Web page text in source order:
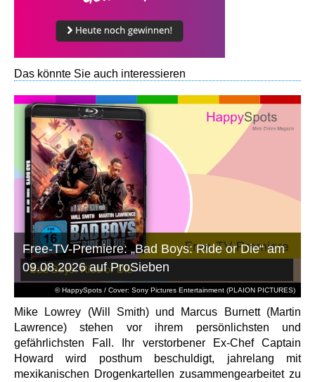
Das könnte Sie auch interessieren
© HappySpots / Cover: Sony Pictures Entertainment (PLAION PICTURES)
Free-TV-Premiere: „Bad Boys: Ride or Die“ am
09.08.2026 auf ProSieben
Mike Lowrey (Will Smith) und Marcus Burnett (Martin
Lawrence) stehen vor ihrem persönlichsten und
gefährlichsten Fall. Ihr verstorbener Ex-Chef Captain
Howard wird posthum beschuldigt, jahrelang mit
mexikanischen Drogenkartellen zusammengearbeitet zu